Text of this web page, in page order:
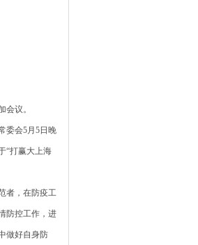
议。
委会5月5日晚
“打赢大上海
者，在防疫工
防控工作，进
做好自身防